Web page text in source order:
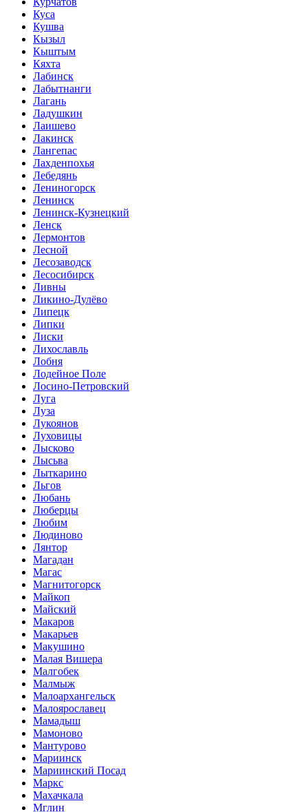
Куса
Кушва
Кызыл
Кыштым
Кяхта
Лабинск
Лабытнанги
Лагань
Ладушкин
Лаишево
Лакинск
Лангепас
Лахденпохья
Лебедянь
Лениногорск
Ленинск
Ленинск-Кузнецкий
Ленск
Лермонтов
Лесной
Лесозаводск
Лесосибирск
Ливны
Ликино-Дулёво
Липецк
Липки
Лиски
Лихославль
Лобня
Лодейное Поле
Лосино-Петровский
Луга
Луза
Лукоянов
Луховицы
Лысково
Лысьва
Лыткарино
Льгов
Любань
Люберцы
Любим
Людиново
Лянтор
Магадан
Магас
Магнитогорск
Майкоп
Майский
Макаров
Макарьев
Макушино
Малая Вишера
Малгобек
Малмыж
Малоархангельск
Малоярославец
Мамадыш
Мамоново
Мантурово
Мариинск
Мариинский Посад
Маркс
Махачкала
Мглин